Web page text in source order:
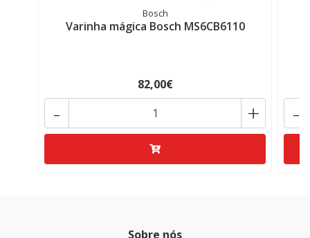
Bosch
Varinha mágica Bosch MS6CB6110
82,00€
+
- -
Sobre nós